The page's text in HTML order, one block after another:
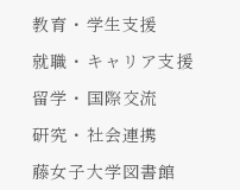
教育・学生支援
就職・キャリア支援
留学・国際交流
研究・社会連携
藤女子大学図書館